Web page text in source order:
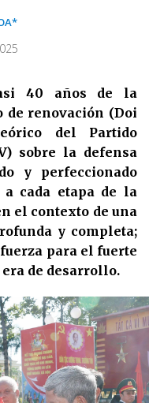
40 años de la
de renovación (Doi
del Partido
sobre la defensa
y perfeccionado
a cada etapa de la
el contexto de una
y completa;
para el fuerte
de desarrollo.